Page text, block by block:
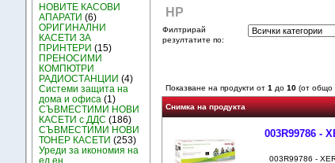
НОВИТЕ КАСОВИ
АПАРАТИ (6)
ОРИГИНАЛНИ
КАСЕТИ ЗА
ПРИНТЕРИ (15)
ПРЕНОСИМИ
КОМПЮТРИ
РАДИОСТАНЦИИ (4)
Системи защита на
дома и офиса (1)
СЪВМЕСТИМИ НОВИ
КАСЕТИ с ДДС (186)
СЪВМЕСТИМИ НОВИ
ТОНЕР КАСЕТИ (253)
Уреди за икономия на
ел.ен.
HP
Филтрирай
резултатите по:
Показване на продукти от 1 до 10(от общо
Снимка на продукта
003R99786 -
003R99786 -